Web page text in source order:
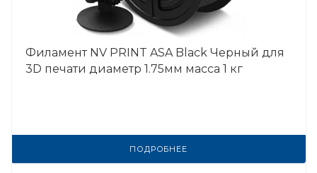
Филамент NV PRINT ASA Black Черный для
3D печати диаметр 1.75мм масса 1 кг
ПОДРОБНЕЕ